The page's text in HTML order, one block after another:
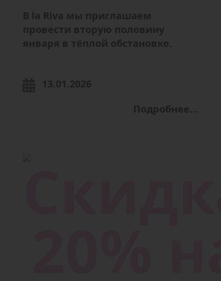
В la Riva мы приглашаем
провести вторую половину
января в тёплой обстановке.
13.01.2026
Подробнее...